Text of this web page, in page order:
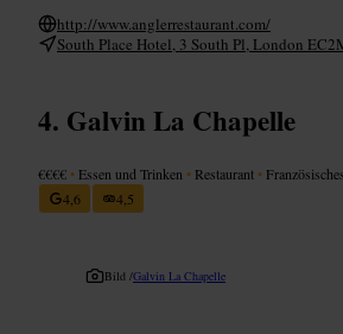
http://www.anglerrestaurant.com/
South Place Hotel, 3 South Pl, London
Galvin La Chapelle
€€€€ • Essen und Trinken • Restaurant •
4,6
4,5
Bild /Galvin La Chapelle